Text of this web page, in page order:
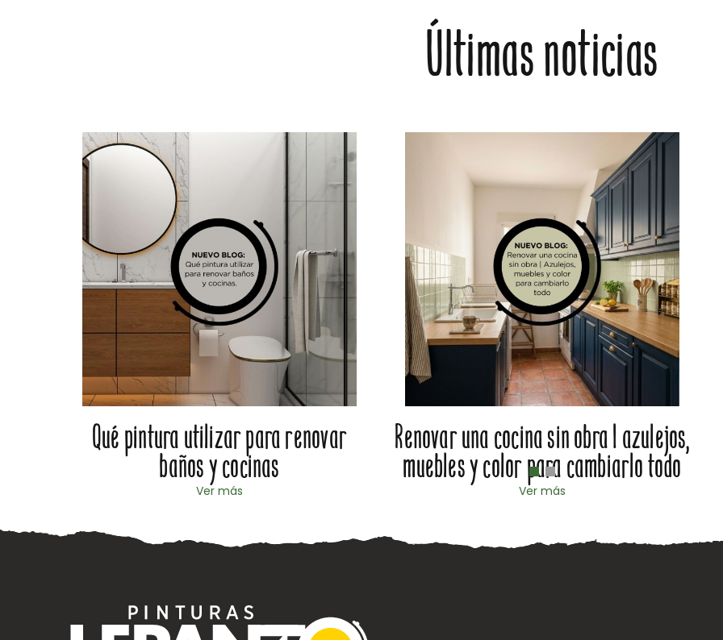
Últimas noticias
Qué pintura utilizar para renovar
baños y cocinas
Ver más
Renovar una cocina sin obra | azulejos,
muebles y color para cambiarlo todo
Ver más